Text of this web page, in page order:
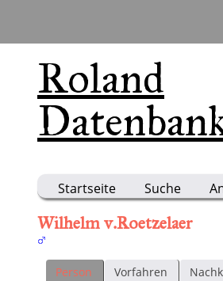
Roland
Startseite Suche
Wilhelm v.Roetzelaer
Person Vorfahren